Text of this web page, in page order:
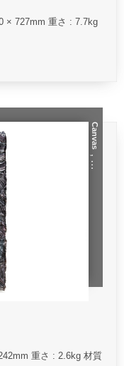
× 727mm 重さ : 7.7kg
Canvas
, …
重さ : 2.6kg 材質